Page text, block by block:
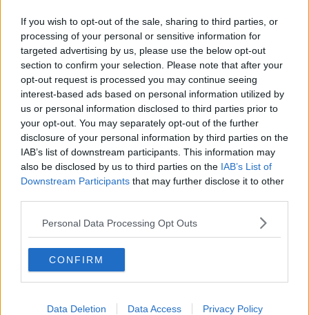
If you wish to opt-out of the sale, sharing to third parties, or
processing of your personal or sensitive information for
targeted advertising by us, please use the below opt-out
section to confirm your selection. Please note that after your
opt-out request is processed you may continue seeing
interest-based ads based on personal information utilized by
us or personal information disclosed to third parties prior to
your opt-out. You may separately opt-out of the further
disclosure of your personal information by third parties on the
IAB’s list of downstream participants. This information may
also be disclosed by us to third parties on the IAB’s List of
Downstream Participants that may further disclose it to other
Personal Data Processing Opt Outs
CONFIRM
Data Deletion Data Access Privacy Policy
Leitung der Redaktion schreibe und editiere ich selbst
und lege besonderen Wert auf klare Einordnung, präzise
Sprache und nachvollziehbare Analysen.
Radsport ist für mich mehr als Leidenschaft. Er ist ein
komplexer Leistungssport, der Kontext, Genauigkeit und
Verantwortung verlangt – genau diesen Anspruch
vertrete ich in unserer täglichen Berichterstattung.
Beiträge des Autors ansehen
Klatscht 0
Besucher 0
Vorheriger Artikel
Hector Alvarez in die
Pogacar vor der Tour